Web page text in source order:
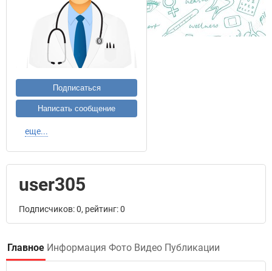
Подписаться
Написать сообщение
еще...
user305
Подписчиков: 0, рейтинг: 0
Главное Информация Фото Видео Публикации